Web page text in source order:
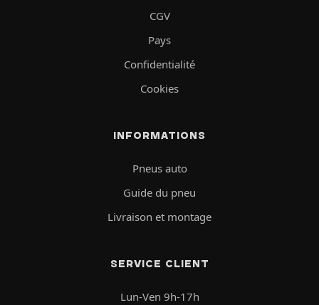
CGV
Pays
Confidentialité
Cookies
INFORMATIONS
Pneus auto
Guide du pneu
Livraison et montage
SERVICE CLIENT
Lun-Ven 9h-17h